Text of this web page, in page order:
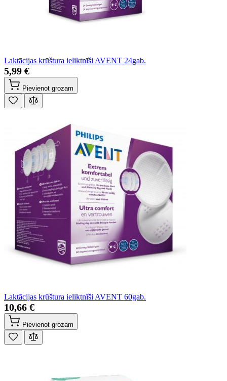
Laktācijas krūštura ieliktnīši AVENT 24gab.
5,99 €
Pievienot grozam
Laktācijas krūštura ieliktnīši AVENT 60gab.
10,66 €
Pievienot grozam